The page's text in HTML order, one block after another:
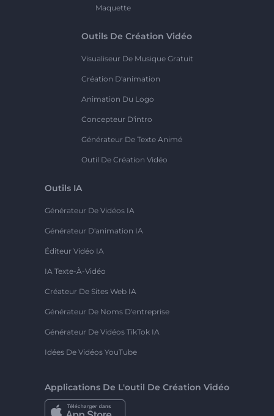
Maquette
Outils De Création Vidéo
Visualiseur De Musique Gratuit
Création D'animation
Animation Du Logo
Concepteur D'intro
Générateur De Texte Animé
Outil De Création Vidéo
Outils IA
Générateur De Vidéos IA
Générateur D'animation IA
Éditeur Vidéo IA
IA Texte-À-Vidéo
Créateur De Sites Web IA
Générateur De Noms D'entreprise
Générateur De Vidéos TikTok IA
Idées De Vidéos YouTube
Applications De L'outil De Création Vidéo